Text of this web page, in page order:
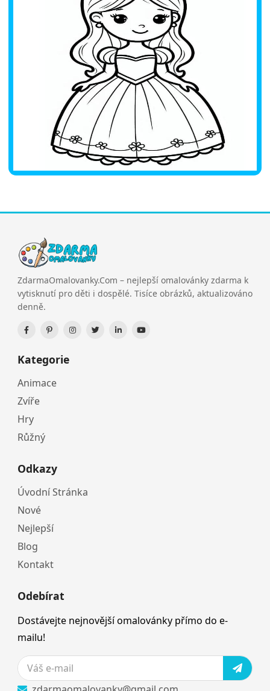
ZdarmaOmalovanky.Com – nejlepší omalovánky zdarma k
vytisknutí pro děti i dospělé. Tisíce obrázků, aktualizováno
denně.
Kategorie
Animace
Zvíře
Hry
Růžný
Odkazy
Úvodní Stránka
Nové
Nejlepší
Blog
Kontakt
Odebírat
Dostávejte nejnovější omalovánky přímo do e-
mailu!